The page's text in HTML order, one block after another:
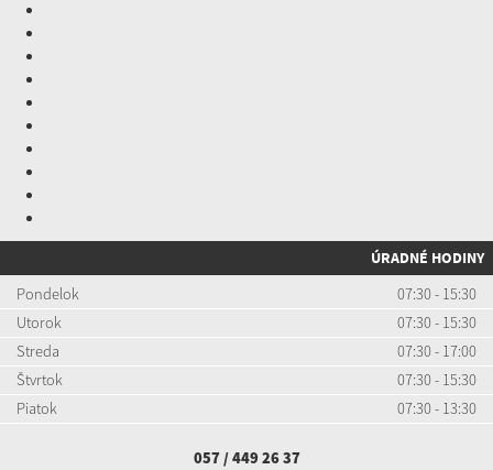
ÚRADNÉ HODINY
Pondelok
07:30 - 15:30
Utorok
07:30 - 15:30
Streda
07:30 - 17:00
Štvrtok
07:30 - 15:30
Piatok
07:30 - 13:30
057 / 449 26 37